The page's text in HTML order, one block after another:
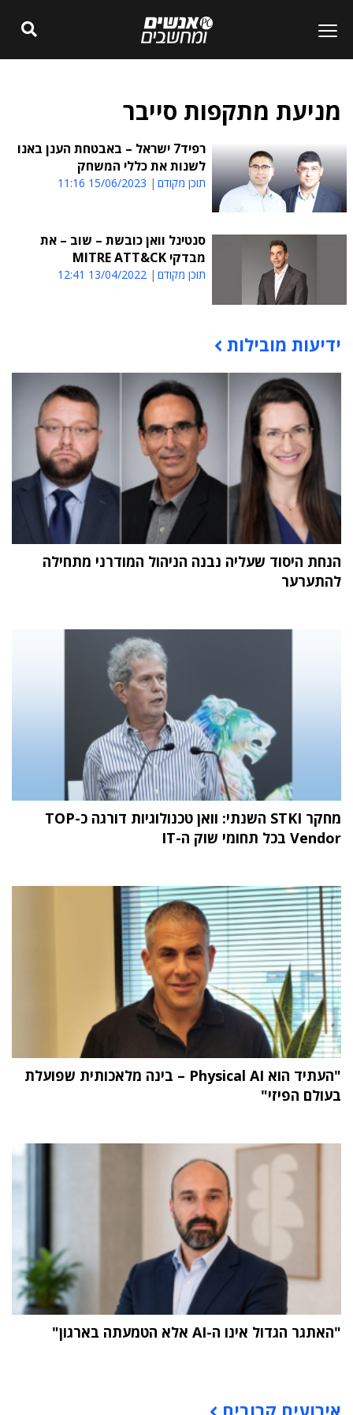
מניעת מתקפות סייבר
רפיד7 ישראל – באבטחת הענן באנו
לשנות את כללי המשחק
תוכן מקודם 15/06/2023 11:16
סנטינל וואן כובשת – שוב – את
מבדקי MITRE ATT&CK
תוכן מקודם 13/04/2022 12:41
תוכן פרסומי
ידיעות מובילות
הנחת היסוד שעליה נבנה הניהול המודרני מתחילה
להתערער
מחקר STKI השנתי: וואן טכנולוגיות דורגה כ-TOP
Vendor בכל תחומי שוק ה-IT
"העתיד הוא Physical AI – בינה מלאכותית שפועלת
בעולם הפיזי"
"האתגר הגדול אינו ה-AI אלא הטמעתה בארגון"
אירועים קרובים